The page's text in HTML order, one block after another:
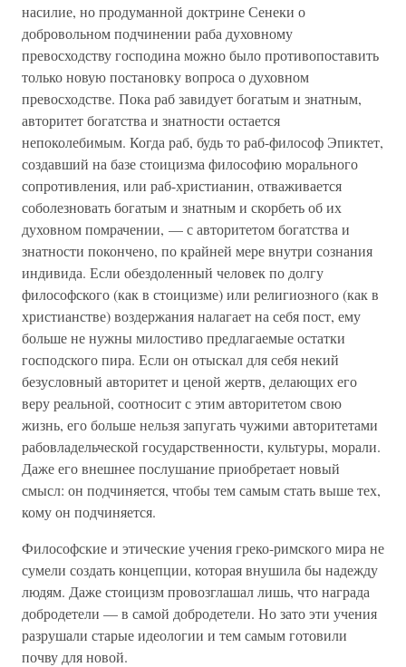
насилие, но продуманной доктрине Сенеки о
добровольном подчинении раба духовному
превосходству господина можно было противопоставить
только новую постановку вопроса о духовном
превосходстве. Пока раб завидует богатым и знатным,
авторитет богатства и знатности остается
непоколебимым. Когда раб, будь то раб-философ Эпиктет,
создавший на базе стоицизма философию морального
сопротивления, или раб-христианин, отваживается
соболезновать богатым и знатным и скорбеть об их
духовном помрачении, — с авторитетом богатства и
знатности покончено, по крайней мере внутри сознания
индивида. Если обездоленный человек по долгу
философского (как в стоицизме) или религиозного (как в
христианстве) воздержания налагает на себя пост, ему
больше не нужны милостиво предлагаемые остатки
господского пира. Если он отыскал для себя некий
безусловный авторитет и ценой жертв, делающих его
веру реальной, соотносит с этим авторитетом свою
жизнь, его больше нельзя запугать чужими авторитетами
рабовладельческой государственности, культуры, морали.
Даже его внешнее послушание приобретает новый
смысл: он подчиняется, чтобы тем самым стать выше тех,
кому он подчиняется.
Философские и этические учения греко-римского мира не
сумели создать концепции, которая внушила бы надежду
людям. Даже стоицизм провозглашал лишь, что награда
добродетели — в самой добродетели. Но зато эти учения
разрушали старые идеологии и тем самым готовили
почву для новой.